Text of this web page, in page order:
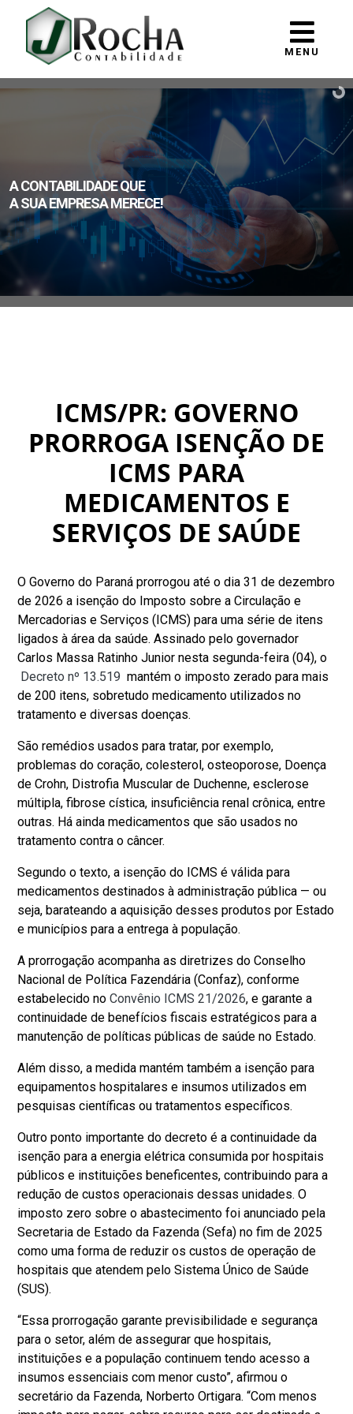
MENU
A CONTABILIDADE QUE
A SUA EMPRESA MERECE!
ICMS/PR: GOVERNO
PRORROGA ISENÇÃO DE
ICMS PARA
MEDICAMENTOS E
SERVIÇOS DE SAÚDE
O Governo do Paraná prorrogou até o dia 31 de dezembro
de 2026 a isenção do Imposto sobre a Circulação e
Mercadorias e Serviços (ICMS) para uma série de itens
ligados à área da saúde. Assinado pelo governador
Carlos Massa Ratinho Junior nesta segunda-feira (04), o
Decreto nº 13.519 mantém o imposto zerado para mais
de 200 itens, sobretudo medicamento utilizados no
tratamento e diversas doenças.
São remédios usados para tratar, por exemplo,
problemas do coração, colesterol, osteoporose, Doença
de Crohn, Distrofia Muscular de Duchenne, esclerose
múltipla, fibrose cística, insuficiência renal crônica, entre
outras. Há ainda medicamentos que são usados no
tratamento contra o câncer.
Segundo o texto, a isenção do ICMS é válida para
medicamentos destinados à administração pública — ou
seja, barateando a aquisição desses produtos por Estado
e municípios para a entrega à população.
A prorrogação acompanha as diretrizes do Conselho
Nacional de Política Fazendária (Confaz), conforme
estabelecido noConvênio ICMS 21/2026, e garante a
continuidade de benefícios fiscais estratégicos para a
manutenção de políticas públicas de saúde no Estado.
Além disso, a medida mantém também a isenção para
equipamentos hospitalares e insumos utilizados em
pesquisas científicas ou tratamentos específicos.
Outro ponto importante do decreto é a continuidade da
isenção para a energia elétrica consumida por hospitais
públicos e instituições beneficentes, contribuindo para a
redução de custos operacionais dessas unidades. O
imposto zero sobre o abastecimento foi anunciado pela
Secretaria de Estado da Fazenda (Sefa) no fim de 2025
como uma forma de reduzir os custos de operação de
hospitais que atendem pelo Sistema Único de Saúde
(SUS).
“Essa prorrogação garante previsibilidade e segurança
para o setor, além de assegurar que hospitais,
instituições e a população continuem tendo acesso a
insumos essenciais com menor custo”, afirmou o
secretário da Fazenda, Norberto Ortigara. “Com menos